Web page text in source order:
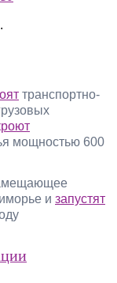
транспортно-
мощностью 600
и запустят